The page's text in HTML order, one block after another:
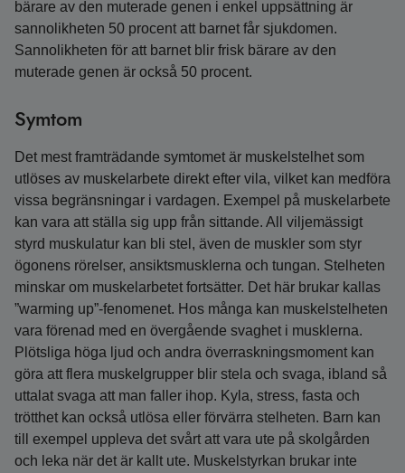
bärare av den muterade genen i enkel uppsättning är
sannolikheten 50 procent att barnet får sjukdomen.
Sannolikheten för att barnet blir frisk bärare av den
muterade genen är också 50 procent.
Symtom
Det mest framträdande symtomet är muskelstelhet som
utlöses av muskelarbete direkt efter vila, vilket kan medföra
vissa begränsningar i vardagen. Exempel på muskelarbete
kan vara att ställa sig upp från sittande. All viljemässigt
styrd muskulatur kan bli stel, även de muskler som styr
ögonens rörelser, ansiktsmusklerna och tungan. Stelheten
minskar om muskelarbetet fortsätter. Det här brukar kallas
”warming up”-fenomenet. Hos många kan muskelstelheten
vara förenad med en övergående svaghet i musklerna.
Plötsliga höga ljud och andra överraskningsmoment kan
göra att flera muskelgrupper blir stela och svaga, ibland så
uttalat svaga att man faller ihop. Kyla, stress, fasta och
trötthet kan också utlösa eller förvärra stelheten. Barn kan
till exempel uppleva det svårt att vara ute på skolgården
och leka när det är kallt ute. Muskelstyrkan brukar inte